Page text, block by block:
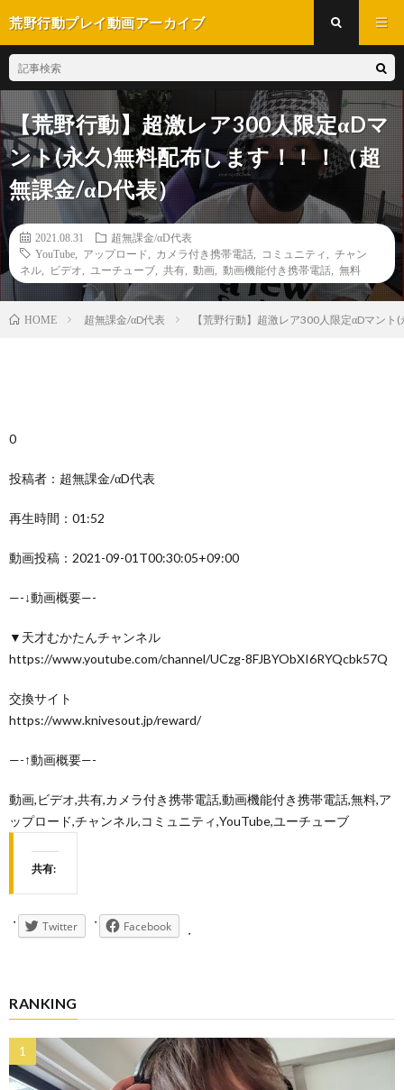
荒野行動プレイ動画アーカイブ
【荒野行動】超激レア300人限定αDマ
ント(永久)無料配布します！！！（超
無課金/αD代表）
2021.08.31
超無課金/αD代表
YouTube
アップロード カメラ付き携帯電話 コミュニティ
チャン
ネル
ビデオ ユーチューブ 共有 動画 動画機能付き携帯電話 無料
HOME 超無課金/αD代表 【荒野行動】超激レア300人限定αDマン
0
投稿者：超無課金/αD代表
再生時間：01:52
動画投稿：2021-09-01T00:30:05+09:00
—-↓動画概要—-
▼天才むかたんチャンネル
https://www.youtube.com/channel/UCzg-8FJBYObXI6RYQcbk57Q
交換サイト
https://www.knivesout.jp/reward/
—-↑動画概要—-
動画,ビデオ,共有,カメラ付き携帯電話,動画機能付き携帯電話,無料,ア
ップロード,チャンネル,コミュニティ,YouTube,ユーチューブ
共有:
Twitter Facebook
RANKING